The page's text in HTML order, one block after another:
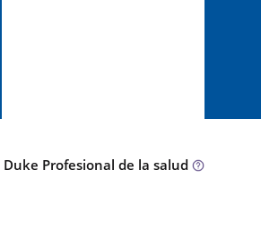
Duke Profesional de la salud